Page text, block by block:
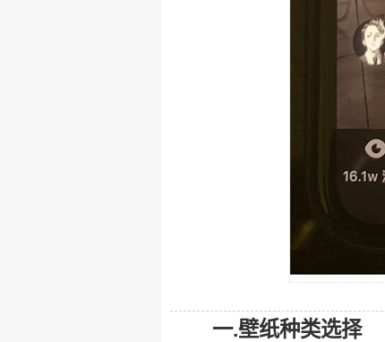
一.壁纸种类选择